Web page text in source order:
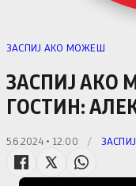
ЗАСПИЈ АКО МОЖЕШ
ЗАСПИЈ АКО
ГОСТИН:
5.6.2024 • 12:00 /